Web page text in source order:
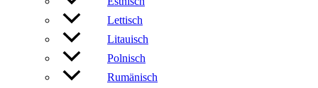
Lettisch
Litauisch
Polnisch
Rumänisch